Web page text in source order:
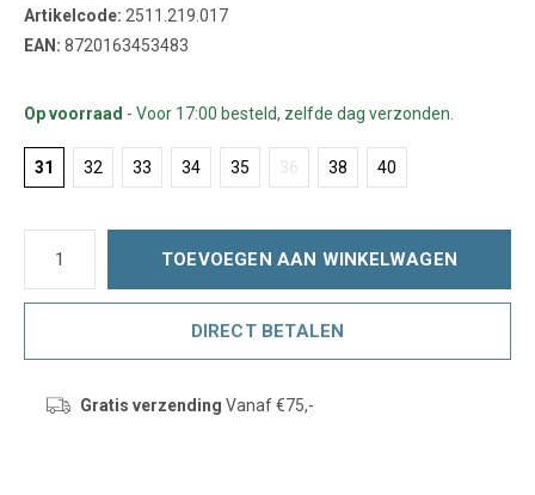
Artikelcode: 2511.219.017
EAN: 8720163453483
Op voorraad - Voor 17:00 besteld, zelfde dag verzonden.
31 32 33 34 35 36 38 40
TOEVOEGEN AAN WINKELWAGEN
DIRECT BETALEN
Gratis verzending Vanaf €75,-